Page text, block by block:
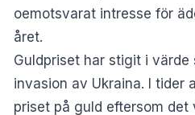
oemotsvarat intresse för
året.
Guldpriset har stigit i värde
invasion av Ukraina. I tider
priset på guld eftersom